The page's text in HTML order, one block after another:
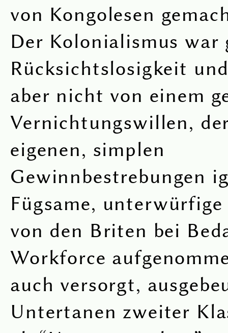
von Kongolesen
Der Kolonialismus war
Rücksichtslosigkeit
aber nicht von einem
Vernichtungswillen,
eigenen, simplen
Gewinnbestrebungen
Fügsame,
von den Briten bei
Workforce
auch versorgt,
Untertanen zweiter